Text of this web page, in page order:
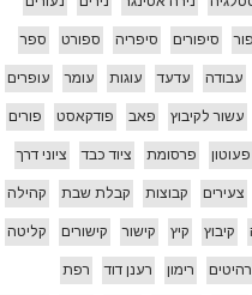
סיפורים סיפריה ספורט ספר
עבודה עדעד עוגות עומר עופרים
עשור לקיבוץ פאב פודקאסט פורים
פעוטון פרסומת ציוד כבד ציוני דרך
צעירים קבוצות קבלת שבת קהילה
קיבוץ קיץ קישור קישורים קליטה
רהיטים רימון רענן דוד רפת